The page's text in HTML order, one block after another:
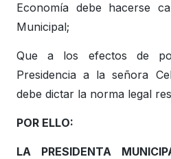
Economía debe hacerse
Municipal;
Que a los efectos de
Presidencia a la señora
debe dictar la norma legal
POR ELLO:
LA PRESIDENTA